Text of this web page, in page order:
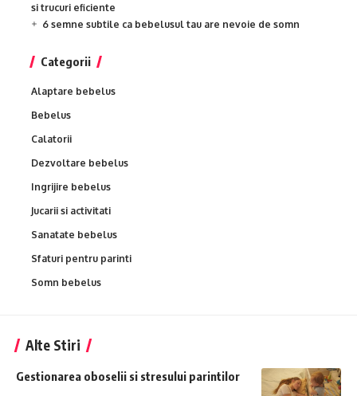
si trucuri eficiente
6 semne subtile ca bebelusul tau are nevoie de somn
Categorii
Alaptare bebelus
Bebelus
Calatorii
Dezvoltare bebelus
Ingrijire bebelus
Jucarii si activitati
Sanatate bebelus
Sfaturi pentru parinti
Somn bebelus
Alte Stiri
Gestionarea oboselii si stresului parintilor